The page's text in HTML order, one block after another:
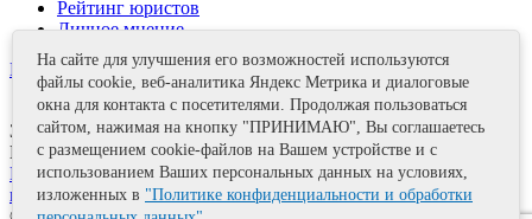
Рейтинг юристов
Личное мнение
Контакты
Задать вопрос
Поделиться
Политика информационной безопасности Правила
использования материалов
На сайте для улучшения его возможностей используются
файлы cookie, веб-аналитика Яндекс Метрика и диалоговые
окна для контакта с посетителями. Продолжая пользоваться
сайтом, нажимая на кнопку "ПРИНИМАЮ", Вы соглашаетесь
с размещением cookie-файлов на Вашем устройстве и с
использованием Ваших персональных данных на условиях,
изложенных в "Политике конфиденциальности и обработки